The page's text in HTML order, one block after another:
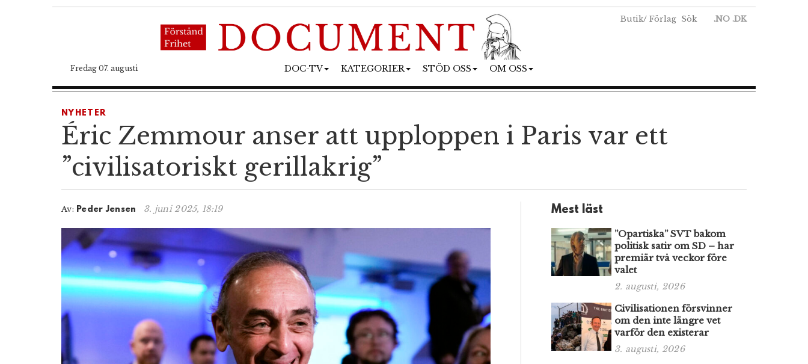
Butik/ Förlag Sök .NO .DK
Fredag 07. augusti DOC-TV KATEGORIER STÖD OSS OM OSS
NYHETER
Éric Zemmour anser att upploppen i Paris var ett
”civilisatoriskt gerillakrig”
Av: Peder Jensen 3. juni 2025, 18:19 Mest läst
”Opartiska” SVT bakom
politisk satir om SD – har
premiär två veckor före
valet
2. augusti, 2026
Civilisationen försvinner
om den inte längre vet
varför den existerar
3. augusti, 2026